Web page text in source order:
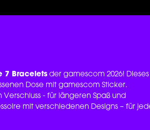
7 Braceletsder gamescom 2026! Dieses
Dose mit gamescom Sticker.
Verschluss - für längeren Spaß und
mit verschiedenen Designs – für